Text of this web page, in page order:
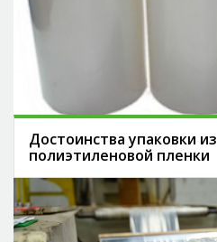
Достоинства упаковки из
полиэтиленовой пленки